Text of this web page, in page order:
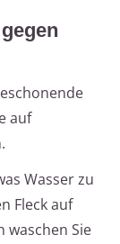
auf
Wasser zu
Fleck auf
waschen Sie